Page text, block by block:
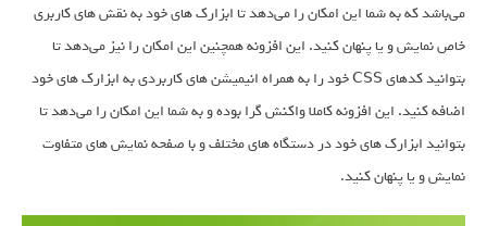
می‌باشد که به شما این امکان را می‌دهد تا ابزارک های خود به نقش های کاربری
خاص نمایش و یا پنهان کنید. این افزونه همچنین این امکان را نیز می‌دهد تا
بتوانید کدهای CSS خود را به همراه انیمیشن های کاربردی به ابزارک های خود
اضافه کنید. این افزونه کاملا واکنش گرا بوده و به شما این امکان را می‌دهد تا
بتوانید ابزارک های خود در دستگاه های مختلف و با صفحه نمایش های متفاوت
نمایش و یا پنهان کنید.